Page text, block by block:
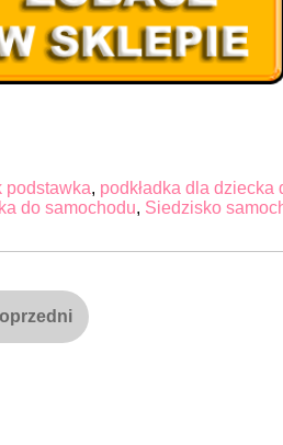
podstawka, podkładka dla dziecka
do samochodu, Siedzisko